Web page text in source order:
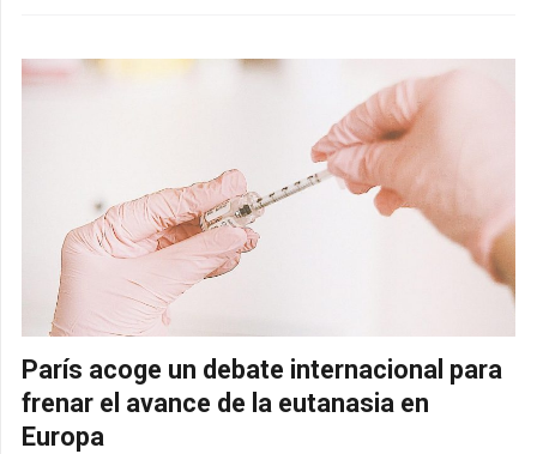
París acoge un debate internacional para
frenar el avance de la eutanasia en
Europa